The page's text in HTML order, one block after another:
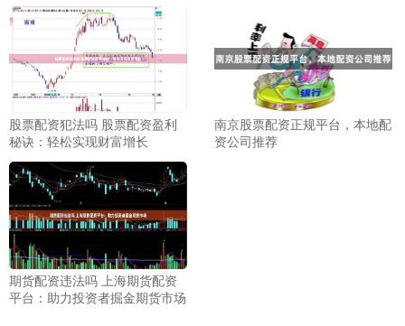
股票配资犯法吗 股票配资盈利
秘诀：轻松实现财富增长
南京股票配资正规平台，本地配
资公司推荐
期货配资违法吗 上海期货配资
平台：助力投资者掘金期货市场